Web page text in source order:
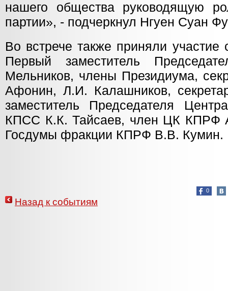
нашего общества руководящую
партии», - подчеркнул Нгуен Суан
Во встрече также приняли участие
Первый заместитель
Мельников, члены Президиума,
Афонин, Л.И. Калашников,
заместитель Председателя
КПСС К.К. Тайсаев, член ЦК КПРФ
Госдумы фракции КПРФ В.В. Кумин.
0
Назад к событиям